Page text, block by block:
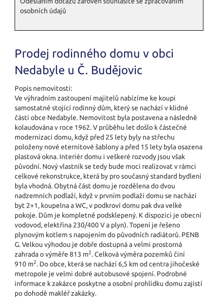
osobních údajů
Prodej rodinného domu v obci
Nedabyle u Č. Budějovic
Popis nemovitosti:
Ve výhradním zastoupení majitelů nabízíme ke koupi
samostatně stojící rodinný dům, který se nachází v klidné
části obce Nedabyle. Nemovitost byla postavena a následně
kolaudována v roce 1962. V průběhu let došlo k částečné
modernizaci domu, když před 25 lety byly na střechu
položeny nové eternitové šablony a před 15 lety byla osazena
plastová okna. Interiér domu i veškeré rozvody jsou však
původní. Nový vlastník se tedy bude moci realizovat v rámci
celkové rekonstrukce, která by pro současný standard bydlení
byla vhodná. Obytná část domu je rozdělena do dvou
nadzemních podlaží, když v prvním podlaží domu se nachází
byt 2+1, koupelna a WC, v podkroví domu pak dva velké
pokoje. Dům je kompletně podsklepený. K dispozici je obecní
vodovod, elektřina 230/400 V a plyn). Topení je řešeno
plynovým kotlem s napojením do původních radiátorů. PENB
G. Velkou výhodou je dobře dostupná a velmi prostorná
zahrada o výměře 813 m2. Celková výměra pozemků činí
910 m2. Do obce, která se nachází 6,5 km od centra jihočeské
metropole je velmi dobré autobusové spojení. Podrobné
informace k zakázce poskytne a osobní prohlídku domu zajistí
po dohodě makléř zakázky.